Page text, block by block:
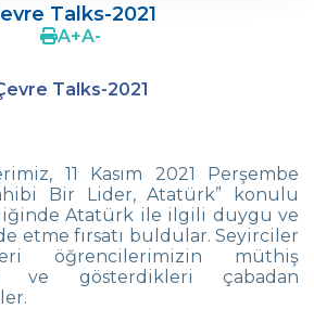
Gelişim Sürecinin
/ Efsun Sertoğlu
Mezunlarını Uğurluyor
“Mesafe“
‘’Atatürk Arboretumu’’
Talks-2021
A+A-
Talks-2021
11 Kasım 2021 Perşembe
Bir Lider, Atatürk” konulu
Atatürk ile ilgili duygu ve
etme fırsatı buldular. Seyirciler
öğrencilerimizin müthiş
ve gösterdikleri çabadan